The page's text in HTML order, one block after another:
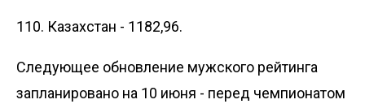
110. Казахстан - 1182,96.
Следующее обновление мужского рейтинга
запланировано на 10 июня - перед чемпионатом